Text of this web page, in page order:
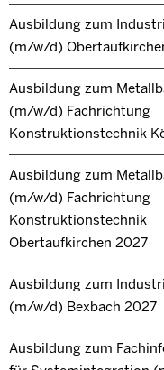
Ausbildung zum
(m/w/d)
Ausbildung zum
(m/w/d) Fachrichtung
Konstruktionstechnik
Ausbildung zum
(m/w/d) Fachrichtung
Konstruktionstechnik
Obertaufkirchen 2027
Ausbildung zum
(m/w/d) Bexbach 2027
Ausbildung zum